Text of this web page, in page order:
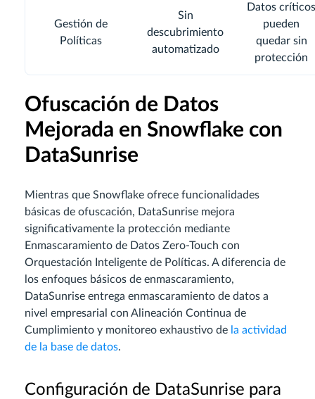
Gestión de
Políticas
Sin
descubrimiento
automatizado
Datos críticos
pueden
quedar sin
protección
Ofuscación de Datos
Mejorada en Snowflake con
DataSunrise
Mientras que Snowflake ofrece funcionalidades
básicas de ofuscación, DataSunrise mejora
significativamente la protección mediante
Enmascaramiento de Datos Zero-Touch con
Orquestación Inteligente de Políticas. A diferencia de
los enfoques básicos de enmascaramiento,
DataSunrise entrega enmascaramiento de datos a
nivel empresarial con Alineación Continua de
Cumplimiento y monitoreo exhaustivo de la actividad
de la base de datos.
Configuración de DataSunrise para